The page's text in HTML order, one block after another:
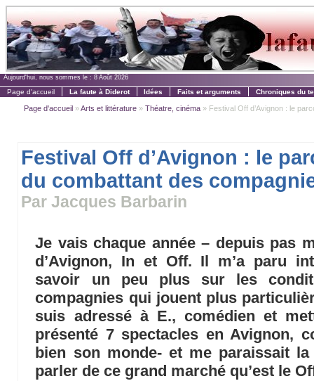
Aujourd'hui, nous sommes le : 8 Août 2026
Page d'accueil La faute à Diderot Idées Faits et arguments Chroniques du
Page d'accueil »Arts et littérature »Théatre, cinéma » Festival Off d’Avignon : le
Festival Off d’Avignon : le
du combattant des
Par Jacques Barbarin
Je vais chaque année – depuis pas
d’Avignon, In et Off. Il m’a paru
savoir un peu plus sur les
compagnies qui jouent plus
suis adressé à E., comédien et
présenté 7 spectacles en Avignon,
bien son monde- et me paraissait
parler de ce grand marché qu’est le